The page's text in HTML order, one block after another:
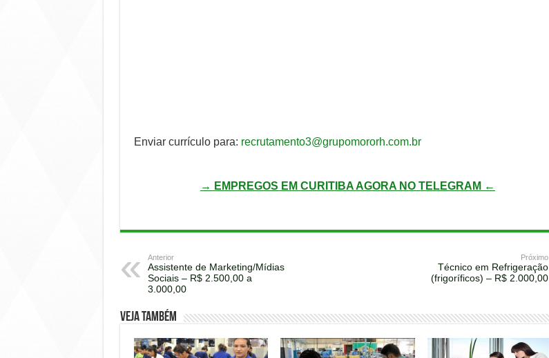
Enviar currículo para: recrutamento3@grupomororh.com.br
→ EMPREGOS EM CURITIBA AGORA NO TELEGRAM ←
Anterior
Assistente de Marketing/Mídias
Sociais – R$ 2.500,00 a
3.000,00
Próximo
Técnico em Refrigeração
(frigoríficos) – R$ 2.000,00
Veja também